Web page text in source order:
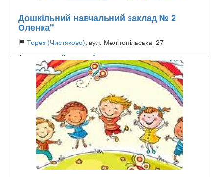
Дошкільний навчальний заклад № 2
Оленка"
Торез (Чистяково), вул. Мелітопільська, 27
Тип садочку:Державний